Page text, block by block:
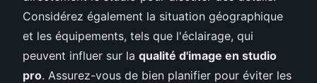
Considérez également la situation géographique
et les équipements, tels que l'éclairage, qui
peuvent influer sur la qualité d'image en studio
pro. Assurez-vous de bien planifier pour éviter les